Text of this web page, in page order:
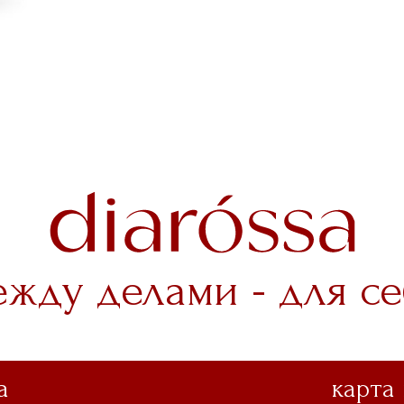
делами - для
карта